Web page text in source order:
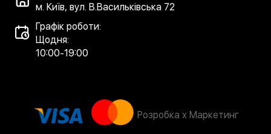
м. Київ, вул. В.Васильківська 72
Графік роботи:
Щодня:
10:00-19:00
Розробка x Маркетинг